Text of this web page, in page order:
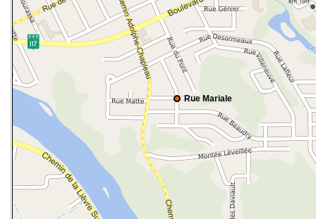
Rue Mariale